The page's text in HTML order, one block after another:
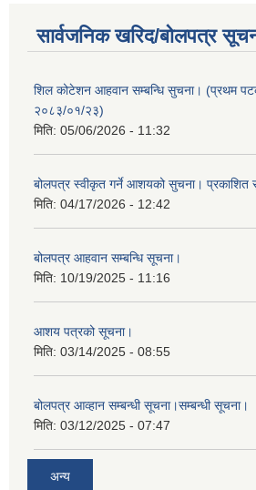
सार्वजनिक खरिद/बोलपत्र
शिल कोटेशन आहवान सम्बन्धि सुचना। (प्रथम
२०८३/०१/२३)
मिति: 05/06/2026 - 11:32
बोलपत्र स्वीकृत गर्ने आशयको सुचना।
मिति: 04/17/2026 - 12:42
बोलपत्र आहवान सम्बन्धि सूचना।
मिति: 10/19/2025 - 11:16
आशय पत्रको सूचना।
मिति: 03/14/2025 - 08:55
बोलपत्र आव्हान सम्बन्धी सूचना।सम्बन्धी सूचना।
मिति: 03/12/2025 - 07:47
अन्य